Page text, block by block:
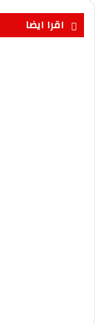
اقرا ايضا